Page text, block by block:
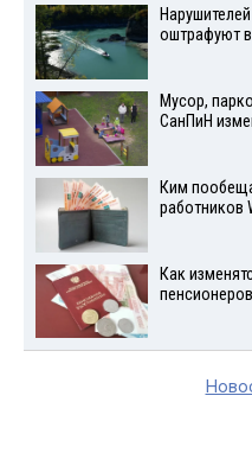
оштрафуют
Мусор,
СанПиН
Ким
работников
Как